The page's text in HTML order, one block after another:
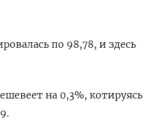
по 98,78, и здесь
на 0,3%, котируясь